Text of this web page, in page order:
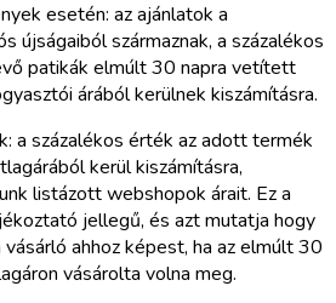
esetén: az ajánlatok a
újságaiból származnak, a százalékos
patikák elmúlt 30 napra vetített
árából kerülnek kiszámításra.
a százalékos érték az adott termék
kerül kiszámításra,
listázott webshopok árait. Ez a
jellegű, és azt mutatja hogy
ahhoz képest, ha az elmúlt 30
vásárolta volna meg.